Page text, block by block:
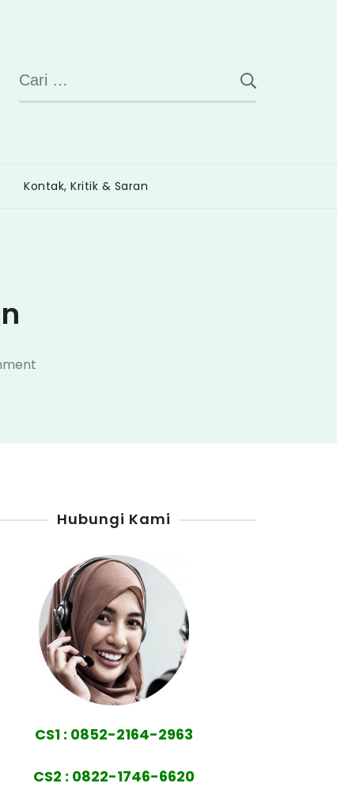
Cari
untuk:
Kontak, Kritik & Saran
Hubungi Kami
CS1 : 0852-2164-2963
CS2 : 0822-1746-6620